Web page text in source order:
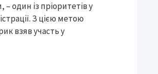
один із пріоритетів у
З цією метою
взяв участь у